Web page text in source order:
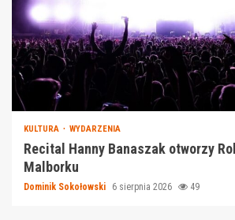
KULTURA WYDARZENIA
Recital Hanny Banaszak otworzy
Malborku
Dominik Sokołowski 6 sierpnia 2026 49